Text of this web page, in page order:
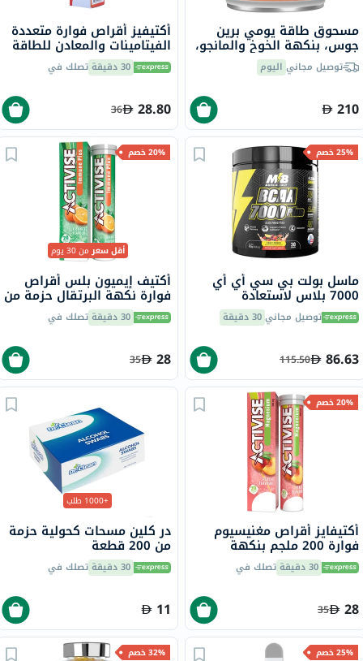
مسحوق طاقة يومي برين
جوس، بنكهة الخوخ والمانجو،
62 جرامتوصيل مجاني اليوم
210
أكتيفيز أقراص فوارة متعددة
الفيتامينات والمعادن للطاقة
والعافية حزمة من 20 قرص
30 دقيقة تصلك في
28.80
36
25% خصم
ماسل بولت بي سي أي أي
7000 بلاس لاستعادة
العضلات وزيادة القدرة على
التحمل مشروب فواكه بنكهة
توصيل مجاني30 دقيقة
86.63
115.50
20% خصم
أقل سعرمن 30 يوم
أكتيف إيميون بلس أقراص
فوارة نكهة البرتقال حزمة من
20 30 دقيقة تصلك في
28
35
20% خصم
أكتيفايز أقراص مغنيسيوم
فوارة 200 ملجم بنكهة
الخوخ، حزمة من 20
30 دقيقة تصلك في
28
35
+1000 طلب
در كلين مسحات كحولية حزمة
من 200 قطعة
30 دقيقة تصلك في
11
25% خصم 32% خصم